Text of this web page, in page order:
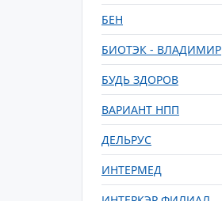
БЕН
БИОТЭК - ВЛАДИМИР
БУДЬ ЗДОРОВ
ВАРИАНТ НПП
ДЕЛЬРУС
ИНТЕРМЕД